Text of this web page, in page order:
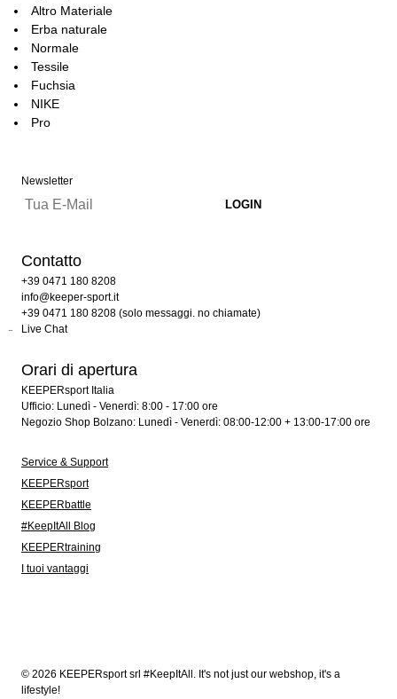
Altro Materiale
Erba naturale
Normale
Tessile
Fuchsia
NIKE
Pro
Newsletter
Contatto
+39 0471 180 8208
info@keeper-sport.it
+39 0471 180 8208 (solo messaggi. no chiamate)
Live Chat
Orari di apertura
KEEPERsport Italia
Ufficio: Lunedì - Venerdì: 8:00 - 17:00 ore
Negozio Shop Bolzano: Lunedì - Venerdì: 08:00-12:00 + 13:00-17:00 ore
Service & Support
KEEPERsport
KEEPERbattle
#KeepItAll Blog
KEEPERtraining
I tuoi vantaggi
© 2026 KEEPERsport srl #KeepItAll. It's not just our webshop, it's a
lifestyle!